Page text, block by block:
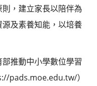
，建立家長以陪伴為
及素養知能，以培養
推動中小學數位學習
pads.moe.edu.tw/）